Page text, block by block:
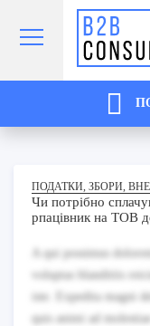
ПОДАТКИ, ЗБОРИ,
Чи потрібно
рпацівник на ТОВ
A qui possimus
voluptas blanditiis
iste. Expedita magni
quis animi ad